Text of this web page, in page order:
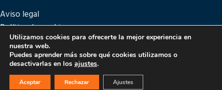
Aviso legal
Política de cookies
Política de privacidad
Política de devoluciones
PICATTO DISEÑO Y DESARROLLO
Utilizamos cookies para ofrecerte la mejor experiencia en
nuestra web.
Puedes aprender más sobre qué cookies utilizamos o
desactivarlas en los ajustes.
Aceptar Rechazar Ajustes